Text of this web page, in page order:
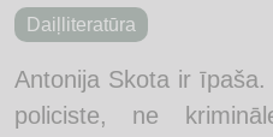
Daiļliteratūra
Antonija Skota ir
policiste, ne